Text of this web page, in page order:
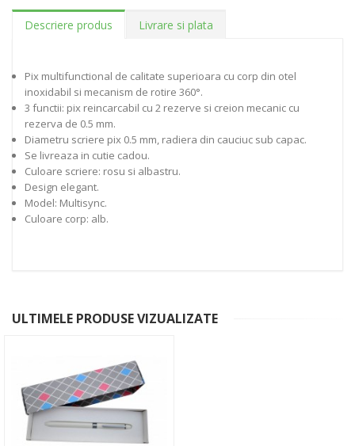
Descriere produs Livrare si plata
Pix multifunctional de calitate superioara cu corp din otel
inoxidabil si mecanism de rotire 360°.
3 functii: pix reincarcabil cu 2 rezerve si creion mecanic cu
rezerva de 0.5 mm.
Diametru scriere pix 0.5 mm, radiera din cauciuc sub capac.
Se livreaza in cutie cadou.
Culoare scriere: rosu si albastru.
Design elegant.
Model: Multisync.
Culoare corp: alb.
ULTIMELE PRODUSE VIZUALIZATE